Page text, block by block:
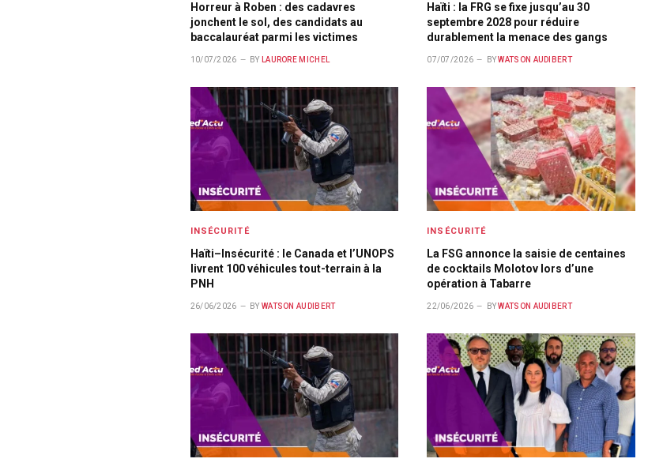
Horreur à Roben : des cadavres
jonchent le sol, des candidats au
baccalauréat parmi les victimes
10/07/2026 BY LAURORE MICHEL
Haïti : la FRG se fixe jusqu’au 30
septembre 2028 pour réduire
durablement la menace des gangs
07/07/2026 BY WATSON AUDIBERT
INSÉCURITÉ
Haïti–Insécurité : le Canada et l’UNOPS
livrent 100 véhicules tout-terrain à la
PNH
26/06/2026 BY WATSON AUDIBERT
INSÉCURITÉ
La FSG annonce la saisie de centaines
de cocktails Molotov lors d’une
opération à Tabarre
22/06/2026 BY WATSON AUDIBERT